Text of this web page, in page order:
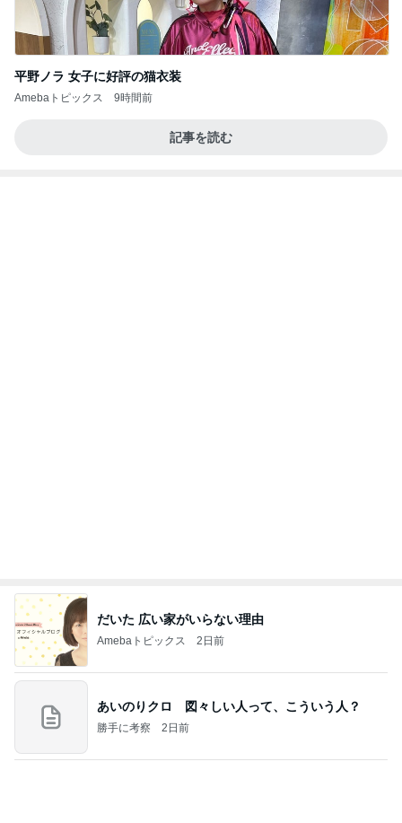
平野ノラ 女子に好評の猫衣装
Amebaトピックス 9時間前
記事を読む
だいた 広い家がいらない理由
Amebaトピックス 2日前
あいのりクロ 図々しい人って、こういう人？
勝手に考察 2日前